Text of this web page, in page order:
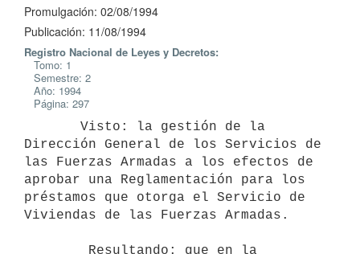
Promulgación: 02/08/1994
Publicación: 11/08/1994
Registro Nacional de Leyes y Decretos:
Tomo: 1
Semestre: 2
Año: 1994
Página: 297
Dirección General de los Servicios de
las Fuerzas Armadas a los efectos de
aprobar una Reglamentación para los
préstamos que otorga el Servicio de
Viviendas de las Fuerzas Armadas.